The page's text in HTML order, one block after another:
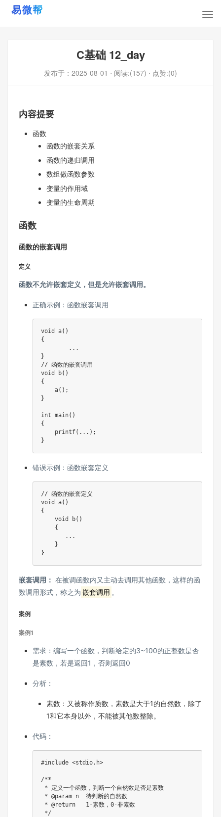
C基础 12_day
发布于： 2025-08-01 ⋅ 阅读:(157) ⋅ 点赞:(0)
内容提要
函数
函数的嵌套关系
函数的递归调用
数组做函数参数
变量的作用域
变量的生命周期
函数
函数的嵌套调用
定义
函数不允许嵌套定义，但是允许嵌套调用。
正确示例：函数嵌套调用
void a( )
{
. . .
}
// 函数的嵌套调用
void
b( )
{
a( ) ;
}
int main( )
{
printf( . . . ) ;
}
错误示例：函数嵌套定义
// 函数的嵌套定义
void
a( )
{
void
b( )
{
. . .
}
}
嵌套调用： 在被调函数内又主动去调用其他函数，这样的函
数调用形式，称之为 嵌套调用 。
案例
案例1
需求：编写一个函数，判断给定的3~100的正整数是否
是素数，若是返回1，否则返回0
分析：
素数：又被称作质数，素数是大于1的自然数，除了
1和它本身以外，不能被其他数整除。
代码：
#include <stdio.h>
/**
* 定义一个函数，判断一个自然数是否是素数
* @param n  待判断的自然数
* @return   1-素数，0-非素数
*/